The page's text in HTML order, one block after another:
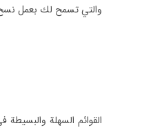
والتي تسمح لك بعمل نسخ
القوائم السهلة